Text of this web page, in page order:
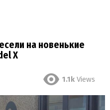
на новенькие
X
1.1k Views